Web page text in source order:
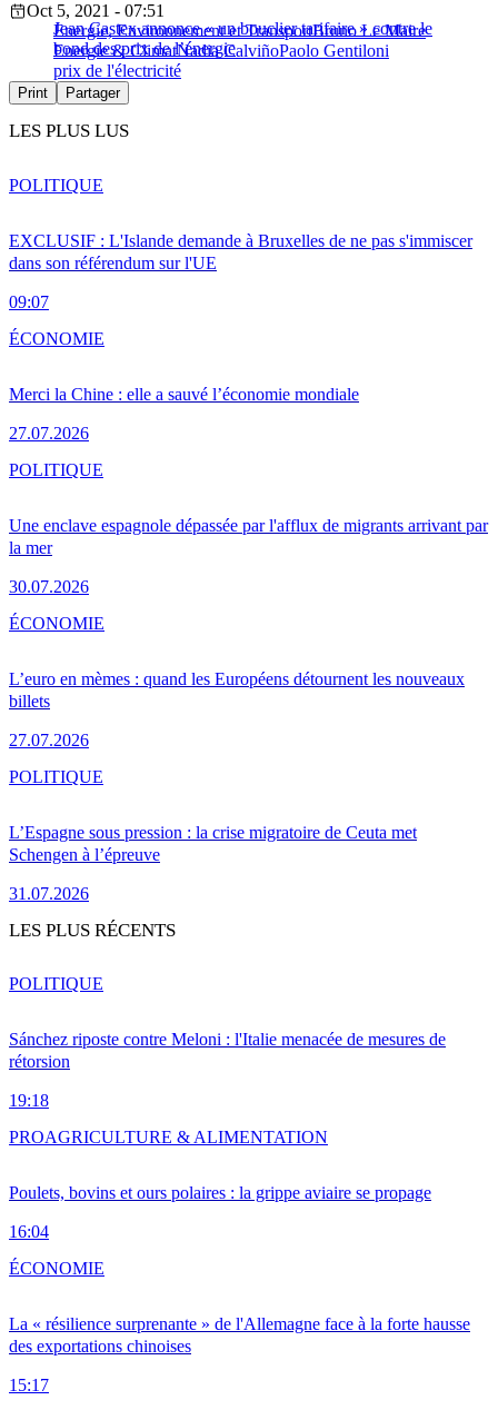
Jean Castex annonce « un bouclier tarifaire » contre le
bond des prix de l’énergie
Oct 5, 2021 - 07:51
Energie, Environnement et TransportBruno Le Maire
Energie & ClimatNadia CalviñoPaolo Gentiloni
prix de l'électricité
Print Partager
LES PLUS LUS
EXCLUSIF : L'Islande demande à Bruxelles de ne pas s'immiscer
dans son référendum sur l'UE
09:07
POLITIQUE
Merci la Chine : elle a sauvé l’économie mondiale
27.07.2026
ÉCONOMIE
Une enclave espagnole dépassée par l'afflux de migrants arrivant par
la mer
30.07.2026
POLITIQUE
L’euro en mèmes : quand les Européens détournent les nouveaux
billets
27.07.2026
ÉCONOMIE
L’Espagne sous pression : la crise migratoire de Ceuta met
Schengen à l’épreuve
31.07.2026
POLITIQUE
LES PLUS RÉCENTS
Sánchez riposte contre Meloni : l'Italie menacée de mesures de
rétorsion
19:18
POLITIQUE
Poulets, bovins et ours polaires : la grippe aviaire se propage
16:04
PROAGRICULTURE & ALIMENTATION
La « résilience surprenante » de l'Allemagne face à la forte hausse
des exportations chinoises
15:17
ÉCONOMIE